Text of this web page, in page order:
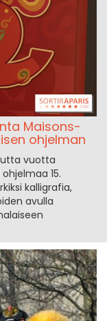
Maisons-
ohjelman
vuotta
15.
kalligrafia,
avulla